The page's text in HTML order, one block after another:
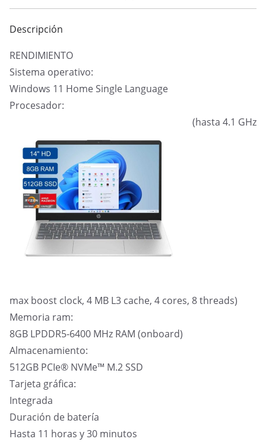
Descripción
RENDIMIENTO
Sistema operativo:
Windows 11 Home Single Language
Procesador:
(hasta 4.1 GHz
max boost clock, 4 MB L3 cache, 4 cores, 8 threads)
Memoria ram:
8GB LPDDR5-6400 MHz RAM (onboard)
Almacenamiento:
512GB PCIe® NVMe™ M.2 SSD
Tarjeta gráfica:
Integrada
Duración de batería
Hasta 11 horas y 30 minutos